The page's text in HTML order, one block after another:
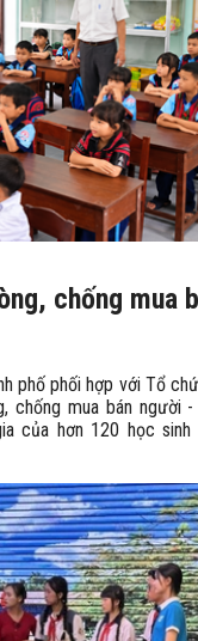
chống mua
phố phối hợp với Tổ
chống mua bán người
của hơn 120 học